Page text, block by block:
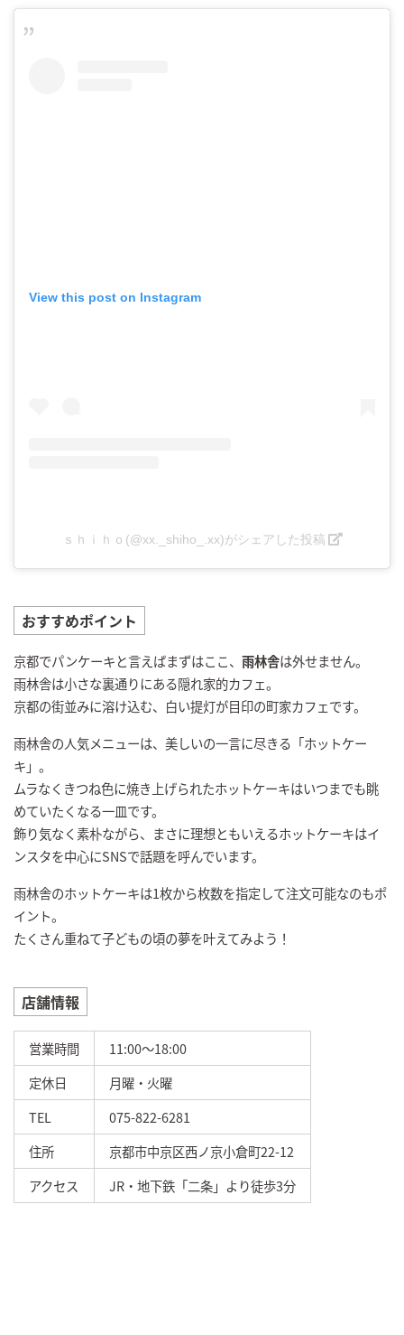
View this post on Instagram
ｓｈｉｈｏ(@xx._shiho_.xx)がシェアした投稿
おすすめポイント
京都でパンケーキと言えばまずはここ、 雨林舎は外せません。
雨林舎は小さな裏通りにある隠れ家的カフェ。
京都の街並みに溶け込む、白い提灯が目印の町家カフェです。
雨林舎の人気メニューは、美しいの一言に尽きる「ホットケー
キ」。
ムラなくきつね色に焼き上げられたホットケーキはいつまでも眺
めていたくなる一皿です。
飾り気なく素朴ながら、まさに理想ともいえるホットケーキはイ
ンスタを中心にSNSで話題を呼んでいます。
雨林舎のホットケーキは1枚から枚数を指定して注文可能なのもポ
イント。
たくさん重ねて子どもの頃の夢を叶えてみよう！
店舗情報
営業時間
11:00～18:00
定休日
月曜・火曜
TEL
075-822-6281
住所
京都市中京区西ノ京小倉町22-12
アクセス
JR・地下鉄「二条」より徒歩3分